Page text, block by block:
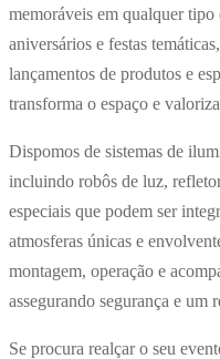
memoráveis em qualquer tipo
aniversários e festas
lançamentos de produtos e
transforma o espaço e
Dispomos de sistemas de
incluindo robôs de luz,
especiais que podem ser
atmosferas únicas e
montagem, operação e
assegurando segurança e um
Se procura realçar o seu